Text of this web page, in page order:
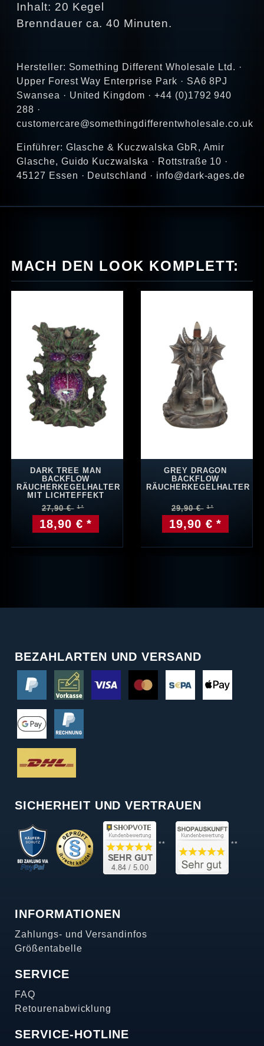
Inhalt: 20 Kegel
Brenndauer ca. 40 Minuten.
Hersteller: Something Different Wholesale Ltd. ·
Upper Forest Way Enterprise Park · SA6 8PJ
Swansea · United Kingdom · +44 (0)1792 940
288 ·
customercare@somethingdifferentwholesale.co.uk
Einführer: Glasche & Kuczwalska GbR, Amir
Glasche, Guido Kuczwalska · Rottstraße 10 ·
45127 Essen · Deutschland · info@dark-ages.de
MACH DEN LOOK KOMPLETT:
DARK TREE MAN
BACKFLOW
RÄUCHERKEGELHALTER
MIT LICHTEFFEKT
27,90 €
18,90 € *
GREY DRAGON
BACKFLOW
RÄUCHERKEGELHALTER
29,90 €
19,90 € *
BEZAHLARTEN UND VERSAND
SICHERHEIT UND VERTRAUEN
** **
INFORMATIONEN
Zahlungs- und Versandinfos
Größentabelle
SERVICE
FAQ
Retourenabwicklung
SERVICE-HOTLINE